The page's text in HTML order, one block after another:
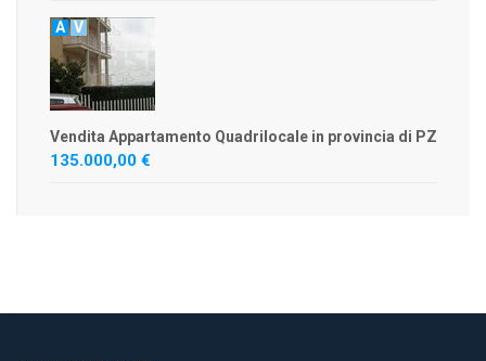
A V
Vendita Appartamento Quadrilocale in provincia di PZ
135.000,00 €